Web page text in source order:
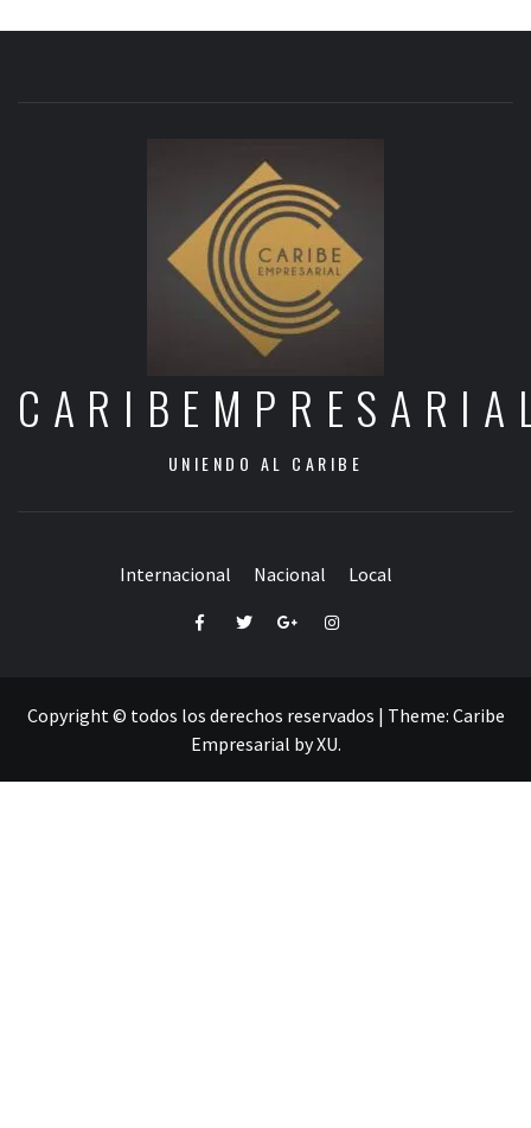
UNIENDO AL CARIBE
Internacional Nacional Local
FacebookTwitterGoogle+Instagram
Copyright © todos los derechos reservados | Theme: Caribe
Empresarial byXU.